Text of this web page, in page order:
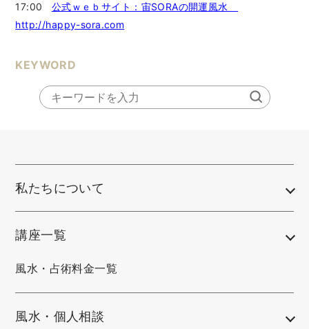
17:00 公式ｗｅｂサイト：宙SORAの開運風水
http://happy-sora.com
KEYWORD
私たちについて
講座一覧
風水・占術料金一覧
風水・個人相談